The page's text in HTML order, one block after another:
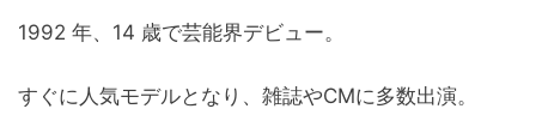
1992 年、14 歳で芸能界デビュー。
すぐに人気モデルとなり、雑誌やCMに多数出演。